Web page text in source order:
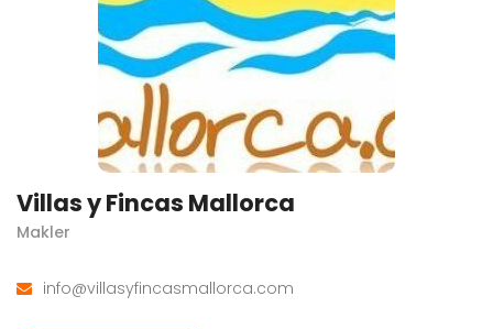
Villas y Fincas Mallorca
Makler
info@villasyfincasmallorca.com